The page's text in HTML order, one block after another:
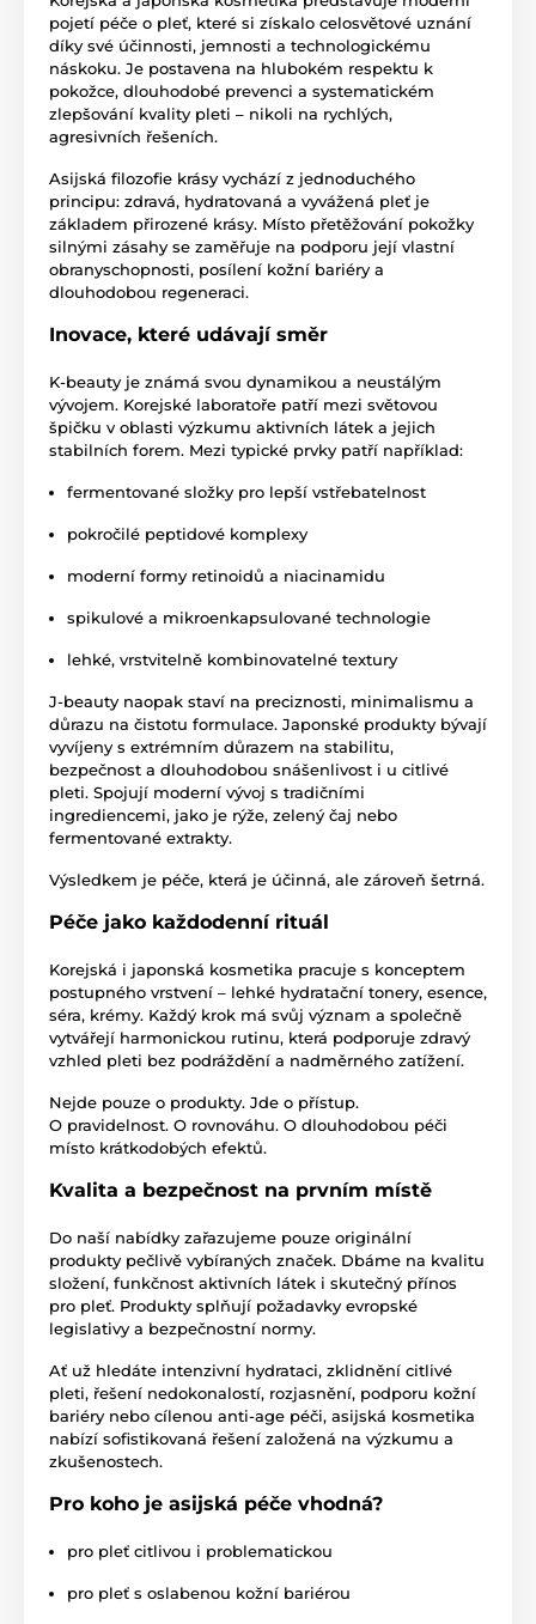
pojetí péče o pleť, které si získalo celosvětové uznání
díky své účinnosti, jemnosti a technologickému
náskoku. Je postavena na hlubokém respektu k
pokožce, dlouhodobé prevenci a systematickém
zlepšování kvality pleti – nikoli na rychlých,
agresivních řešeních.
Asijská filozofie krásy vychází z jednoduchého
principu: zdravá, hydratovaná a vyvážená pleť je
základem přirozené krásy. Místo přetěžování pokožky
silnými zásahy se zaměřuje na podporu její vlastní
obranyschopnosti, posílení kožní bariéry a
dlouhodobou regeneraci.
Inovace, které udávají směr
K-beauty je známá svou dynamikou a neustálým
vývojem. Korejské laboratoře patří mezi světovou
špičku v oblasti výzkumu aktivních látek a jejich
stabilních forem. Mezi typické prvky patří například:
fermentované složky pro lepší vstřebatelnost
pokročilé peptidové komplexy
moderní formy retinoidů a niacinamidu
spikulové a mikroenkapsulované technologie
lehké, vrstvitelně kombinovatelné textury
J-beauty naopak staví na preciznosti, minimalismu a
důrazu na čistotu formulace. Japonské produkty bývají
vyvíjeny s extrémním důrazem na stabilitu,
bezpečnost a dlouhodobou snášenlivost i u citlivé
pleti. Spojují moderní vývoj s tradičními
ingrediencemi, jako je rýže, zelený čaj nebo
fermentované extrakty.
Výsledkem je péče, která je účinná, ale zároveň šetrná.
Péče jako každodenní rituál
Korejská i japonská kosmetika pracuje s konceptem
postupného vrstvení – lehké hydratační tonery, esence,
séra, krémy. Každý krok má svůj význam a společně
vytvářejí harmonickou rutinu, která podporuje zdravý
vzhled pleti bez podráždění a nadměrného zatížení.
Nejde pouze o produkty. Jde o přístup.
O pravidelnost. O rovnováhu. O dlouhodobou péči
místo krátkodobých efektů.
Kvalita a bezpečnost na prvním místě
Do naší nabídky zařazujeme pouze originální
produkty pečlivě vybíraných značek. Dbáme na kvalitu
složení, funkčnost aktivních látek i skutečný přínos
pro pleť. Produkty splňují požadavky evropské
legislativy a bezpečnostní normy.
Ať už hledáte intenzivní hydrataci, zklidnění citlivé
pleti, řešení nedokonalostí, rozjasnění, podporu kožní
bariéry nebo cílenou anti-age péči, asijská kosmetika
nabízí sofistikovaná řešení založená na výzkumu a
zkušenostech.
Pro koho je asijská péče vhodná?
pro pleť citlivou i problematickou
pro pleť s oslabenou kožní bariérou